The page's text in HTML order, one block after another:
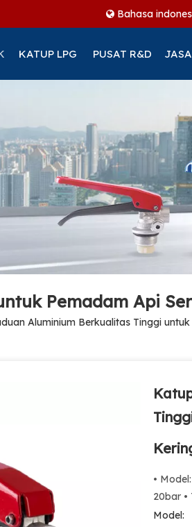
Bahasa
KATUP LPG PUSAT R&D JASA
Pemadam Api
Aluminium Berkualitas Tinggi
•
20bar •
Model: